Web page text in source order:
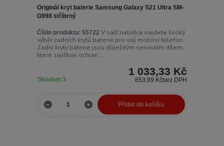
Originál kryt baterie Samsung Galaxy S21 Ultra SM-
G998 stříbrný
Číslo produktu: 55722 V naší nabídce najdete široký
výběr zadních krytů baterie pro váš mobilní telefon.
Zadní kryty baterie jsou důležitým servisním dílem,
které zajišťuje ochran...
1 033,33 Kč
853,99 Kčbez DPH
Skladem 3
Přidat do košíku